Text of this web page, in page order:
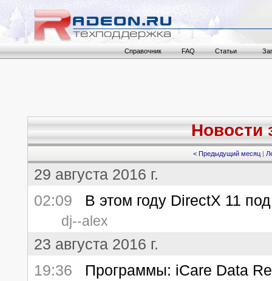
Справочник FAQ Статьи
Новости
< Предыдущий месяц |
29 августа 2016 г.
02:09 В этом году DirectX 11
dj--alex
23 августа 2016 г.
19:36 Программы: iCare Data